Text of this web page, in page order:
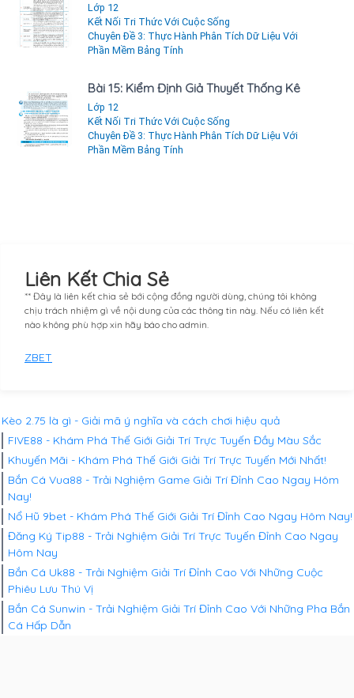
Lớp 12
Kết Nối Tri Thức Với Cuộc Sống
Chuyên Đề 3: Thực Hành Phân Tích Dữ Liệu Với
Phần Mềm Bảng Tính
Bài 15: Kiểm Định Giả Thuyết Thống Kê
Lớp 12
Kết Nối Tri Thức Với Cuộc Sống
Chuyên Đề 3: Thực Hành Phân Tích Dữ Liệu Với
Phần Mềm Bảng Tính
Liên Kết Chia Sẻ
** Đây là liên kết chia sẻ bới cộng đồng người dùng, chúng tôi không
chịu trách nhiệm gì về nội dung của các thông tin này. Nếu có liên kết
nào không phù hợp xin hãy báo cho admin.
ZBET
Kèo 2.75 là gì - Giải mã ý nghĩa và cách chơi hiệu quả
FIVE88 - Khám Phá Thế Giới Giải Trí Trực Tuyến Đầy Màu Sắc
Khuyến Mãi - Khám Phá Thế Giới Giải Trí Trực Tuyến Mới Nhất!
Bắn Cá Vua88 - Trải Nghiệm Game Giải Trí Đỉnh Cao Ngay Hôm
Nay!
Nổ Hũ 9bet - Khám Phá Thế Giới Giải Trí Đỉnh Cao Ngay Hôm Nay!
Đăng Ký Tip88 - Trải Nghiệm Giải Trí Trực Tuyến Đỉnh Cao Ngay
Hôm Nay
Bắn Cá Uk88 - Trải Nghiệm Giải Trí Đỉnh Cao Với Những Cuộc
Phiêu Lưu Thú Vị
Bắn Cá Sunwin - Trải Nghiệm Giải Trí Đỉnh Cao Với Những Pha Bắn
Cá Hấp Dẫn